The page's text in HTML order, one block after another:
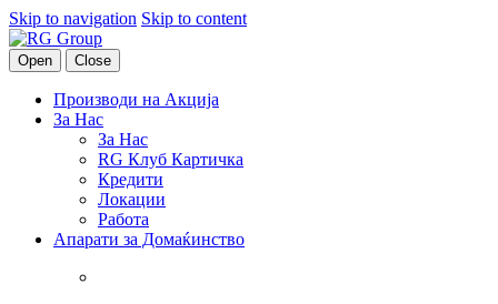
Skip to navigation Skip to content
Open Close
Производи на Акција
За Нас
За Нас
RG Клуб Картичка
Кредити
Локации
Работа
Апарати за Домаќинство